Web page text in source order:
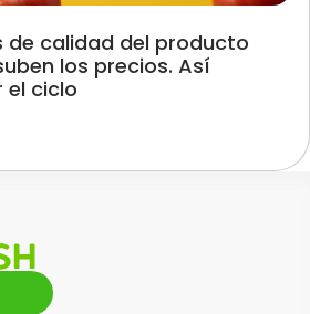
de calidad del producto
los precios. Así
el ciclo